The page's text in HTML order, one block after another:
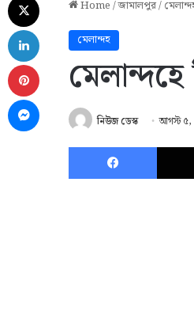
Home/জামালপুর/
মেলান্দহ
নিউজ ডেস্ক আগস্ট
LinkedIn
Pinterest